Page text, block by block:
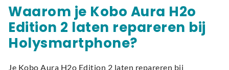
Waarom je Kobo Aura H2o
Edition 2 laten repareren bij
Holysmartphone?
Je Kobo Aura H2o Edition 2 laten repareren bij